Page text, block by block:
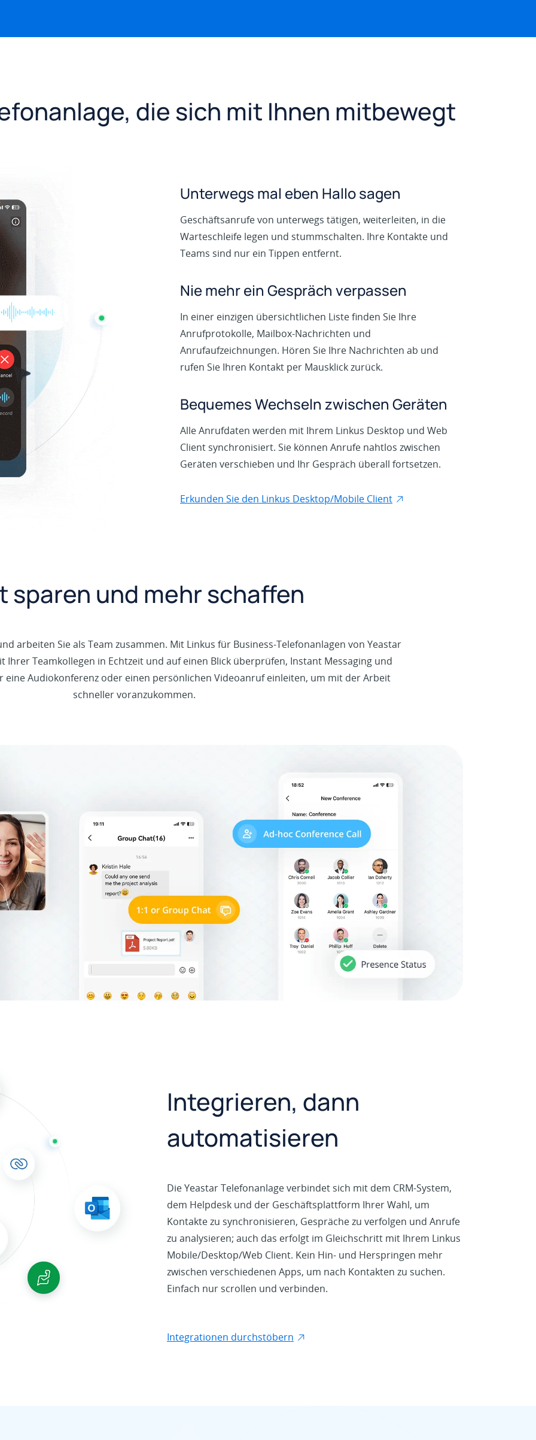
die sich mit Ihnen mitbewegt
Unterwegs mal eben Hallo sagen
Geschäftsanrufe von unterwegs tätigen, weiterleiten, in die
Warteschleife legen und stummschalten. Ihre Kontakte und
Teams sind nur ein Tippen entfernt.
Nie mehr ein Gespräch verpassen
In einer einzigen übersichtlichen Liste finden Sie Ihre
Anrufprotokolle, Mailbox-Nachrichten und
Anrufaufzeichnungen. Hören Sie Ihre Nachrichten ab und
rufen Sie Ihren Kontakt per Mausklick zurück.
Bequemes Wechseln zwischen Geräten
Alle Anrufdaten werden mit Ihrem Linkus Desktop und Web
Client synchronisiert. Sie können Anrufe nahtlos zwischen
Geräten verschieben und Ihr Gespräch überall fortsetzen.
Erkunden Sie den Linkus Desktop/Mobile Client
sparen und mehr schaffen
arbeiten Sie als Team zusammen. Mit Linkus für Business-Telefonanlagen von Yeastar
Ihrer Teamkollegen in Echtzeit und auf einen Blick überprüfen, Instant Messaging und
eine Audiokonferenz oder einen persönlichen Videoanruf einleiten, um mit der Arbeit
schneller voranzukommen.
Integrieren, dann
automatisieren
Die Yeastar Telefonanlage verbindet sich mit dem CRM-System,
dem Helpdesk und der Geschäftsplattform Ihrer Wahl, um
Kontakte zu synchronisieren, Gespräche zu verfolgen und Anrufe
zu analysieren; auch das erfolgt im Gleichschritt mit Ihrem Linkus
Mobile/Desktop/Web Client. Kein Hin- und Herspringen mehr
zwischen verschiedenen Apps, um nach Kontakten zu suchen.
Einfach nur scrollen und verbinden.
Integrationen durchstöbern